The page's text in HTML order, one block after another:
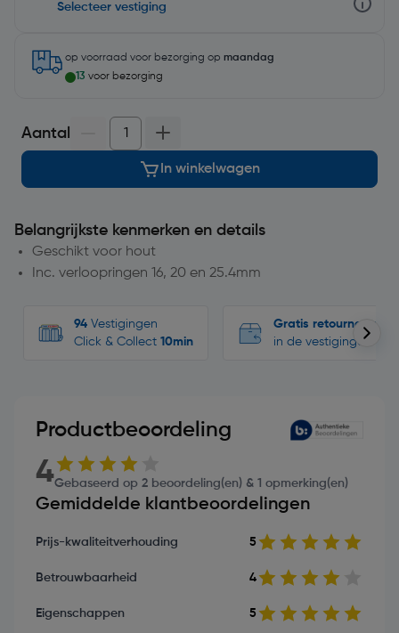
Selecteer vestiging
op voorraad voor bezorging op maandag
13 voor bezorging
Aantal
In winkelwagen
Belangrijkste kenmerken en details
Geschikt voor hout
Inc. verloopringen 16, 20 en 25.4mm
94 Vestigingen
Click & Collect 10min
Gratis retourneren
in de vestigingen
Productbeoordeling
4Gebaseerd op 2 beoordeling(en) & 1 opmerking(en)
Gemiddelde klantbeoordelingen
Prijs-kwaliteitverhouding 5
Betrouwbaarheid 4
Eigenschappen 5